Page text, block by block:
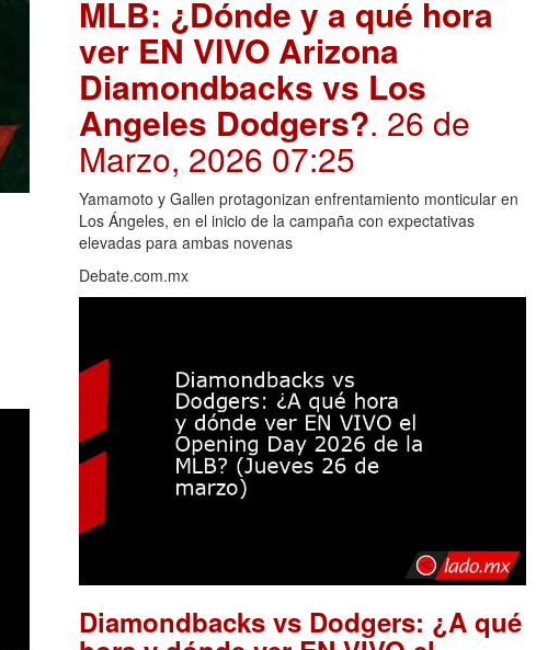
MLB: ¿Dónde y a qué hora
ver EN VIVO Arizona
Diamondbacks vs Los
Angeles Dodgers?. 26 de
Marzo, 2026 07:25
Yamamoto y Gallen protagonizan enfrentamiento monticular en
Los Ángeles, en el inicio de la campaña con expectativas
elevadas para ambas novenas
Debate.com.mx
Diamondbacks vs Dodgers: ¿A qué